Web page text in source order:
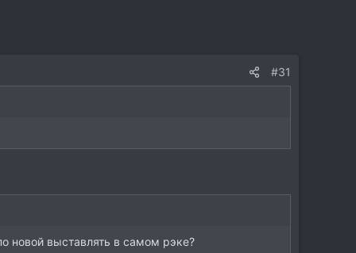
#31
новой выставлять в самом рэке?